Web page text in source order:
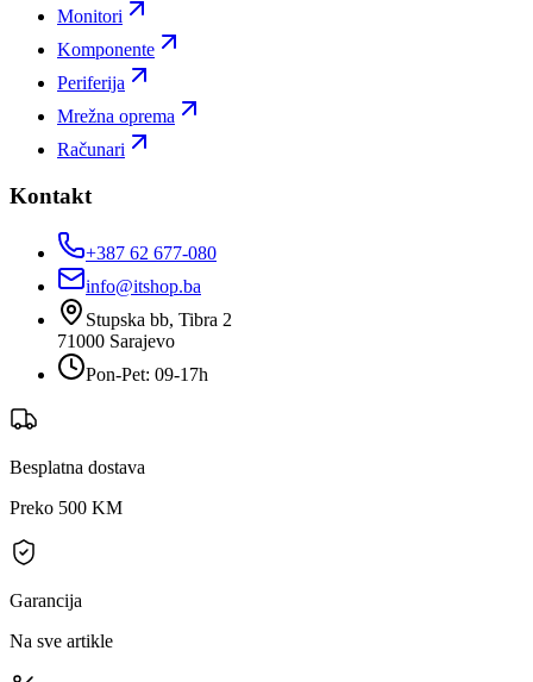
Monitori
Komponente
Periferija
Mrežna oprema
Računari
Kontakt
+387 62 677-080
info@itshop.ba
Stupska bb, Tibra 2
71000 Sarajevo
Pon-Pet: 09-17h
Besplatna dostava
Preko 500 KM
Garancija
Na sve artikle